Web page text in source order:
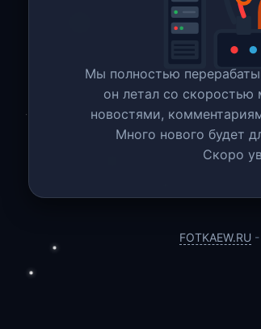
Мы полностью
он летал со
новостями,
Много нового будет
Скоро
FOTKAEW.RU